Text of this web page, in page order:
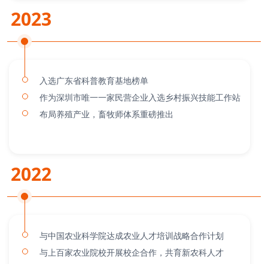
2023
入选广东省科普教育基地榜单
作为深圳市唯一一家民营企业入选乡村振兴技能工作站
布局养殖产业，畜牧师体系重磅推出
2022
与中国农业科学院达成农业人才培训战略合作计划
与上百家农业院校开展校企合作，共育新农科人才